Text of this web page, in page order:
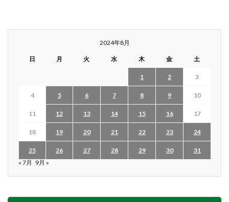
2024年8月
日 月 火 水 木 金 土
1 2 3
4 5 6 7 8 9 10
11 12 13 14 15 16 17
18 19 20 21 22 23 24
25 26 27 28 29 30
31
« 7月 9月 »